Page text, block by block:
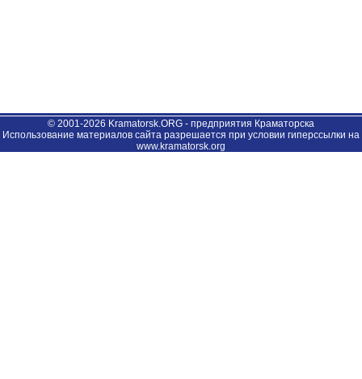
© 2001-2026 Kramatorsk.ORG - предприятия Краматорска
Использование материалов сайта разрешается при условии гиперссылки на
www.kramatorsk.org